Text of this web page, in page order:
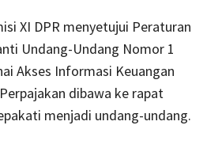
XI DPR menyetujui Peraturan
Undang-Undang Nomor 1
Akses Informasi Keuangan
dibawa ke rapat
menjadi undang-undang.